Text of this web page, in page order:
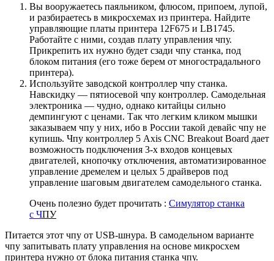
Вы вооружаетесь паяльником, флюсом, припоем, лупой,
и разбираетесь в микросхемах из принтера. Найдите
управляющие платы принтера 12F675 и LВ1745.
Работайте с ними, создав плату управления чпу.
Прикрепить их нужно будет сзади чпу станка, под
блоком питания (его тоже берем от многострадального
принтера).
Используйте заводской контроллер чпу станка.
Навскидку — пятиосевой чпу контроллер. Самодельная
электроника — чудно, однако китайцы сильно
демпингуют с ценами. Так что легким кликом мышки
заказываем чпу у них, ибо в России такой девайс чпу не
купишь. Чпу контроллер 5 Axis СNC Breakout Board дает
возможность подключения 3-х входов концевых
двигателей, кнопочку отключения, автоматизированное
управление дремелем и целых 5 драйверов под
управление шаговым двигателем самодельного станка.
Очень полезно будет прочитать : Симулятор станка
с ЧПУ
Питается этот чпу от USB-шнура. В самодельном варианте
чпу запитывать плату управления на основе микросхем
принтера нужно от блока питания станка чпу.